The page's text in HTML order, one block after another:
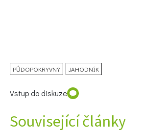
PŮDOPOKRYVNÝ JAHODNÍK
Vstup do diskuze
Související články